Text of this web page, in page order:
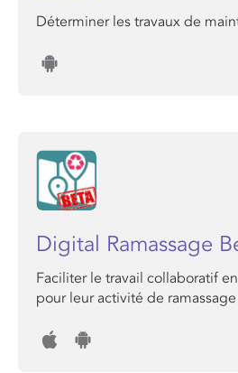
Déterminer les travaux de
Digital Ramassage
Faciliter le travail collaboratif
pour leur activité de